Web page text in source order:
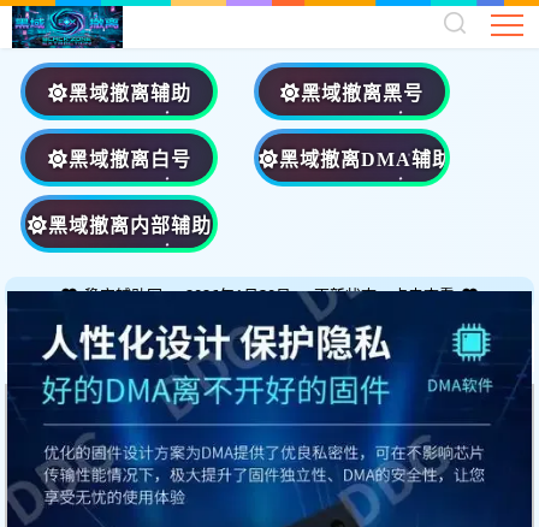
黑域撤离辅助 黑域撤离黑号
黑域撤离白号 黑域撤离DMA辅助
黑域撤离内部辅助
稳定辅助网 — 2026年1月30号 — 更新状态、点击查看
您当前的位置：首页>游戏辅助> 黑域撤离DMA辅助